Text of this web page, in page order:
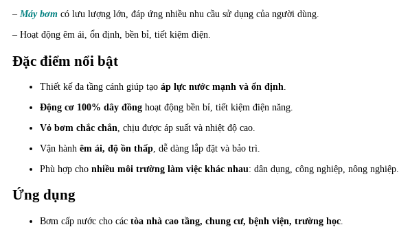
– Máy bơm có lưu lượng lớn, đáp ứng nhiều nhu cầu sử dụng của người dùng.
– Hoạt động êm ái, ổn định, bền bỉ, tiết kiệm điện.
Đặc điểm nổi bật
Thiết kế đa tầng cánh giúp tạo áp lực nước mạnh và ổn định.
Động cơ 100% dây đồng hoạt động bền bỉ, tiết kiệm điện năng.
Vỏ bơm chắc chắn, chịu được áp suất và nhiệt độ cao.
Vận hành êm ái, độ ồn thấp, dễ dàng lắp đặt và bảo trì.
Phù hợp cho nhiều môi trường làm việc khác nhau: dân dụng, công nghiệp, nông nghiệp.
Ứng dụng
Bơm cấp nước cho các tòa nhà cao tầng, chung cư, bệnh viện, trường học